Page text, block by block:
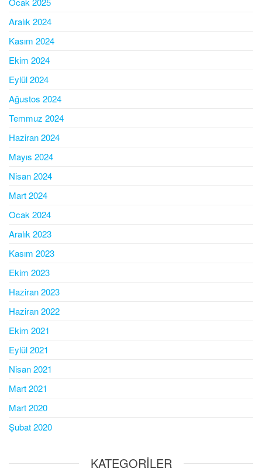
Aralık 2024
Kasım 2024
Ekim 2024
Eylül 2024
Ağustos 2024
Temmuz 2024
Haziran 2024
Mayıs 2024
Nisan 2024
Mart 2024
Ocak 2024
Aralık 2023
Kasım 2023
Ekim 2023
Haziran 2023
Haziran 2022
Ekim 2021
Eylül 2021
Nisan 2021
Mart 2021
Mart 2020
Şubat 2020
KATEGORILER